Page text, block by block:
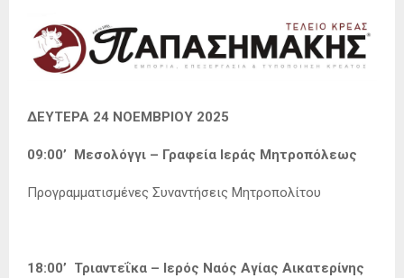
ΔΕΥΤΕΡΑ 24 ΝΟΕΜΒΡΙΟΥ 2025
09:00’ Μεσολόγγι – Γραφεία Ιεράς Μητροπόλεως
Προγραμματισμένες Συναντήσεις Μητροπολίτου
18:00’ Τριαντεΐκα – Ιερός Ναός Αγίας Αικατερίνης